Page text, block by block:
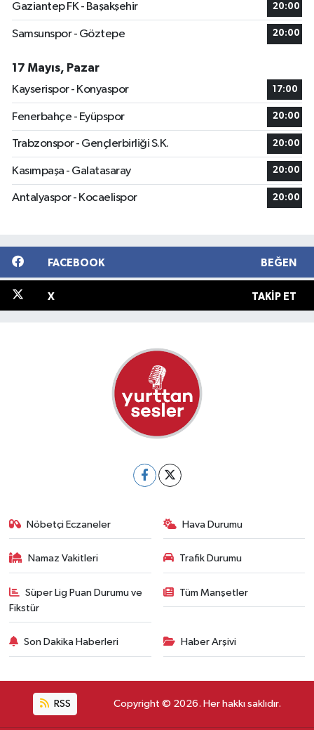
Gaziantep FK - Başakşehir 20:00
Samsunspor - Göztepe 20:00
17 Mayıs, Pazar
Kayserispor - Konyaspor
17:00
Fenerbahçe - Eyüpspor 20:00
Trabzonspor - Gençlerbirliği S.K. 20:00
Kasımpaşa - Galatasaray 20:00
Antalyaspor - Kocaelispor 20:00
FACEBOOK BEĞEN
X TAKIP ET
Nöbetçi Eczaneler Hava Durumu
Namaz Vakitleri Trafik Durumu
Süper Lig Puan Durumu ve
Fikstür
Tüm Manşetler
Son Dakika Haberleri Haber Arşivi
RSS Copyright © 2026. Her hakkı saklıdır.